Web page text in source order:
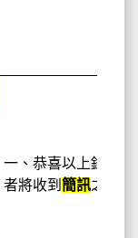
一、恭喜以上錄取
者將收到 簡訊之錄